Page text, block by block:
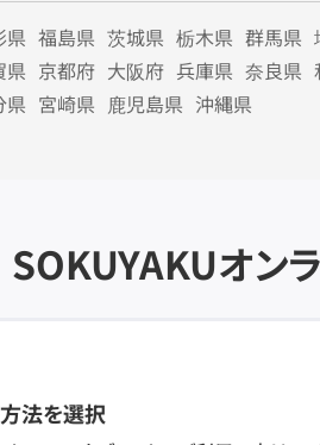
県 福島県 茨城県 栃木県 群馬県
県 京都府 大阪府 兵庫県 奈良県
県 宮崎県 鹿児島県 沖縄県
SOKUYAKUオン
法を選択